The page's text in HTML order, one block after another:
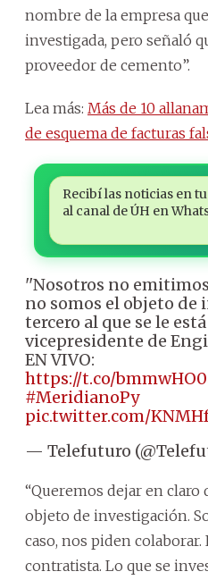
nombre de la empresa
investigada, pero señaló
proveedor de cemento”.
Lea más: Más de 10
de esquema de facturas
Recibí las noticias en
al canal de ÚH en
''Nosotros no
no somos el objeto de
tercero al que se le
vicepresidente de
EN VIVO:
https://t.co/
#MeridianoPy
pic.twitter.com/
— Telefuturo
“Queremos dejar en claro
objeto de investigación.
caso, nos piden colaborar.
contratista. Lo que se